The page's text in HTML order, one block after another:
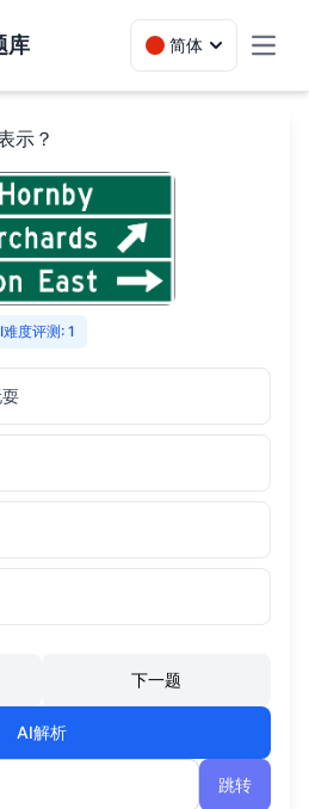
库 简体
示？
难度评测: 1
下一题
AI解析
跳转